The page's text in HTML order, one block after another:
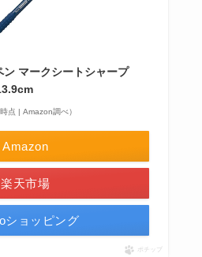
マークシートシャープ
点 | Amazon調べ）
Amazon
楽天市場
ショッピング
ポチップ